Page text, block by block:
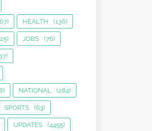
HEALTH (136)
JOBS (76)
NATIONAL (284)
SPORTS (63)
UPDATES (4455)